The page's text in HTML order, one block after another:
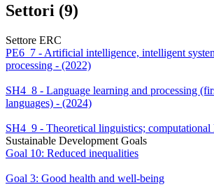
Settori (9)
Settore ERC
PE6_7 - Artificial intelligence, intelligent
processing - (2022)
SH4_8 - Language learning and processing
languages) - (2024)
SH4_9 - Theoretical linguistics;
Sustainable Development Goals
Goal 10: Reduced inequalities
Goal 3: Good health and well-being